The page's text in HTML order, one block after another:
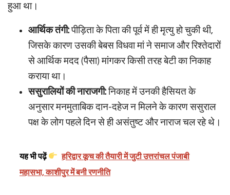
हुआ था।
आर्थिक तंगी:पीड़िता के पिता की पूर्व में ही मृत्यु हो चुकी थी,
जिसके कारण उसकी बेबस विधवा मां ने समाज और रिश्तेदारों
से आर्थिक मदद (पैसा) मांगकर किसी तरह बेटी का निकाह
कराया था।
ससुरालियों की नाराजगी:निकाह में उनकी हैसियत के
अनुसार मनमुताबिक दान-दहेज न मिलने के कारण ससुराल
पक्ष के लोग पहले दिन से ही असंतुष्ट और नाराज चल रहे थे।
यह भी पढ़ें
हरिद्वार कूच की तैयारी में जुटी उत्तरांचल पंजाबी
महासभा, काशीपुर में बनी रणनीति